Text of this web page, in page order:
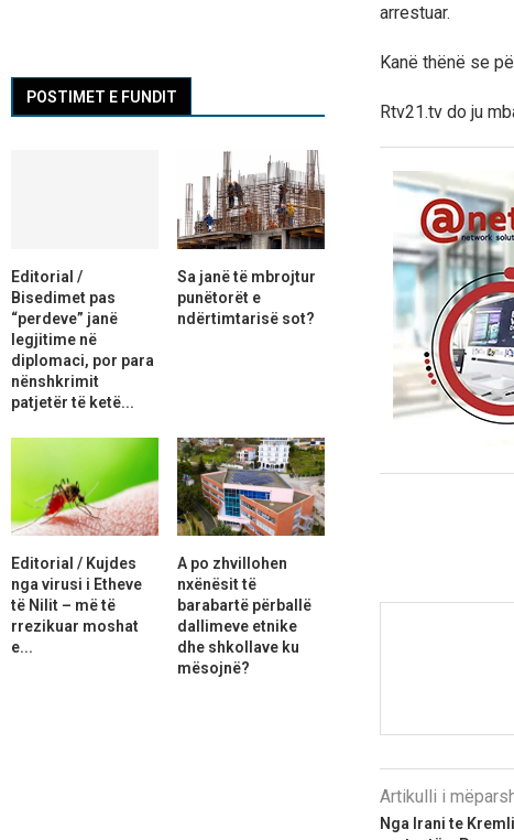
arrestuar.
Kanë thënë se
Rtv21.tv do ju
Artikulli i
Nga Irani te
POSTIMET E FUNDIT
Editorial /
Bisedimet pas
“perdeve” janë
legjitime në
diplomaci, por para
nënshkrimit
patjetër të ketë...
Sa janë të mbrojtur
punëtorët e
ndërtimtarisë sot?
Editorial / Kujdes
nga virusi i Etheve
të Nilit – më të
rrezikuar moshat
e...
A po zhvillohen
nxënësit të
barabartë përballë
dallimeve etnike
dhe shkollave ku
mësojnë?